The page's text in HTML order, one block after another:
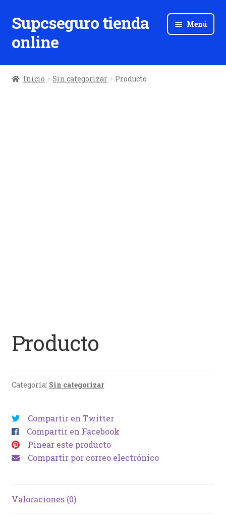
Ir
a
la
Ir
al
contenido
Supcseguro tienda
online
Menú
Inicio Sin categorizar Producto
Producto
Categoría: Sin categorizar
Compartir en Twitter
Compartir en Facebook
Pinear este producto
Compartir por correo electrónico
Valoraciones (0)